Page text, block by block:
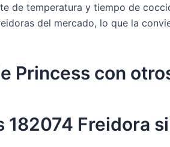
de temperatura y tiempo de
del mercado, lo que la
Princess con
Freidora